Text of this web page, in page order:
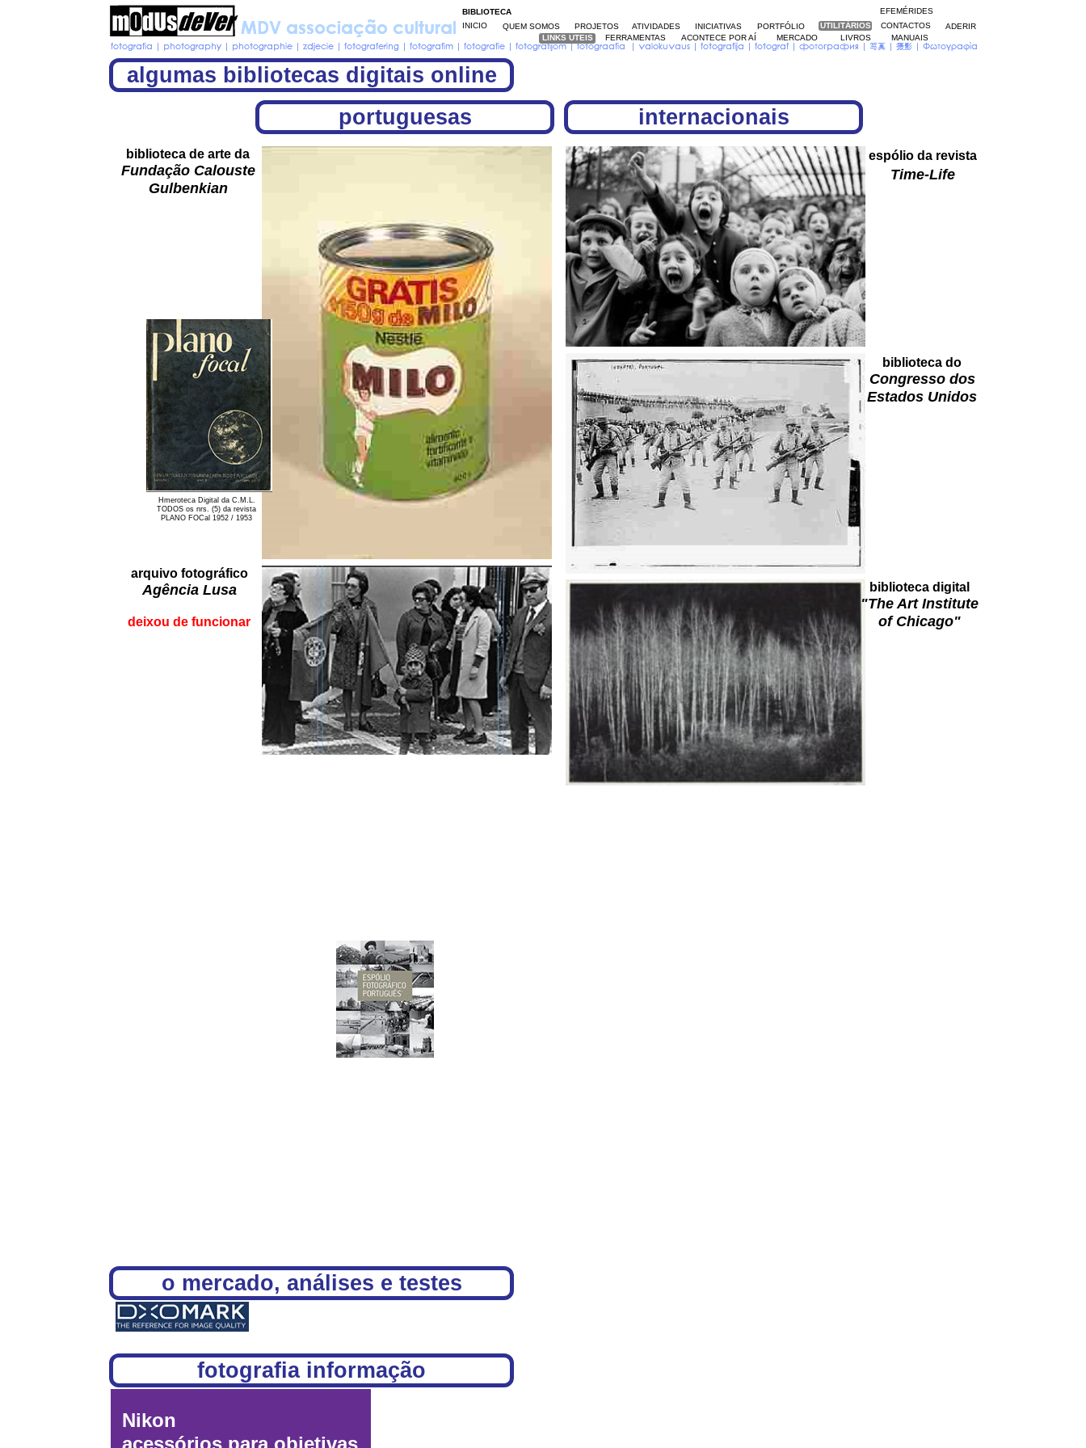
BIBLIOTECA
INICIO
QUEM SOMOS PROJETOS ATIVIDADES INICIATIVAS PORTFÓLIO
EFEMÉRIDES
CONTACTOS
ADERIR
UTILITÁRIOS
UTILITÁRIOS
FERRAMENTAS
ACONTECE POR AÍ MERCADO LIVROS
LINKS UTEIS MANUAIS
LINKS UTEIS
algumas bibliotecas digitais online
portuguesas
internacionais
biblioteca de arte da
Fundação Calouste
Gulbenkian
Hmeroteca Digital da C.M.L.
TODOS os nrs. (5) da revista
PLANO FOCal 1952 / 1953
arquivo fotográfico
Agência Lusa
deixou de funcionar
espólio da revista
Time-Life
biblioteca do
Congresso dos
Estados Unidos
biblioteca digital
"The Art Institute
of Chicago"
o mercado, análises e testes
fotografia informação
Nikon